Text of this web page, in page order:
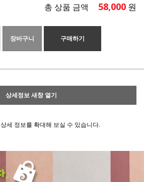
총 상품 금액 58,000 원
장바구니 구매하기
상세정보 새창 열기
상세 정보를 확대해 보실 수 있습니다.